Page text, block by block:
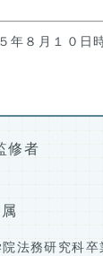
年８月１０日
修者
法務研究科